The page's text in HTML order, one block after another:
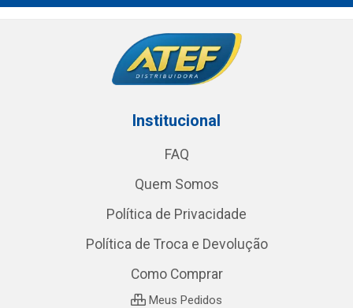
Institucional
FAQ
Quem Somos
Política de Privacidade
Política de Troca e Devolução
Como Comprar
Meus Pedidos